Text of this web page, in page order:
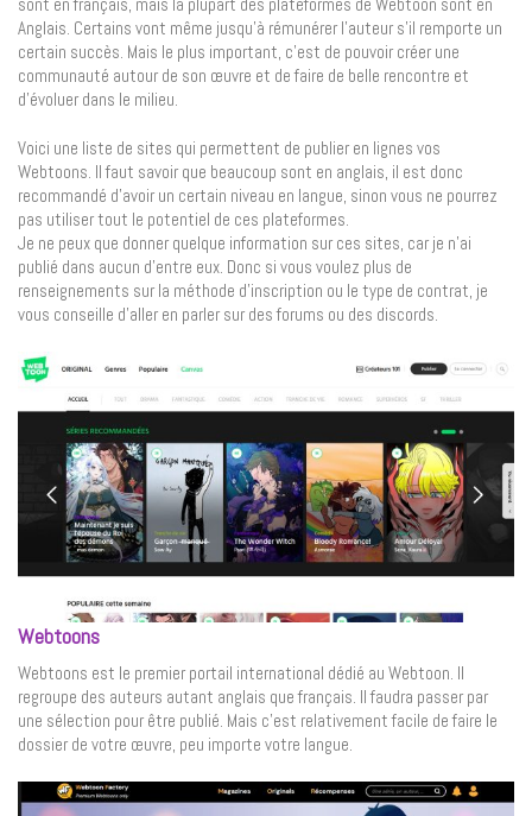
Anglais. Certains vont même jusqu’à rémunérer l’auteur s’il remporte un
certain succès. Mais le plus important, c’est de pouvoir créer une
communauté autour de son œuvre et de faire de belle rencontre et
d’évoluer dans le milieu.
Voici une liste de sites qui permettent de publier en lignes vos
Webtoons. Il faut savoir que beaucoup sont en anglais, il est donc
recommandé d’avoir un certain niveau en langue, sinon vous ne pourrez
pas utiliser tout le potentiel de ces plateformes.
Je ne peux que donner quelque information sur ces sites, car je n’ai
publié dans aucun d’entre eux. Donc si vous voulez plus de
renseignements sur la méthode d’inscription ou le type de contrat, je
vous conseille d’aller en parler sur des forums ou des discords.
Webtoons
Webtoons est le premier portail international dédié au Webtoon. Il
regroupe des auteurs autant anglais que français. Il faudra passer par
une sélection pour être publié. Mais c’est relativement facile de faire le
dossier de votre œuvre, peu importe votre langue.